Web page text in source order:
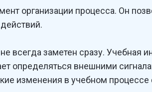
организации процесса. Он
заметен сразу. Учебная
определяться внешними
изменения в учебном